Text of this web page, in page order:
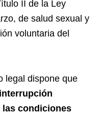
II de la Ley
de salud sexual y
voluntaria del
legal dispone que
las condiciones